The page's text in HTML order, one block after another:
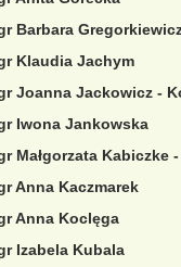
Barbara
Klaudia Jachym
Joanna Jackowicz -
Iwona Jankowska
Małgorzata Kabiczke
Anna Kaczmarek
Anna Koclęga
Izabela Kubala